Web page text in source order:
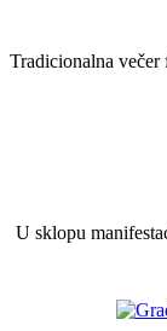
Tradicionalna
U sklopu